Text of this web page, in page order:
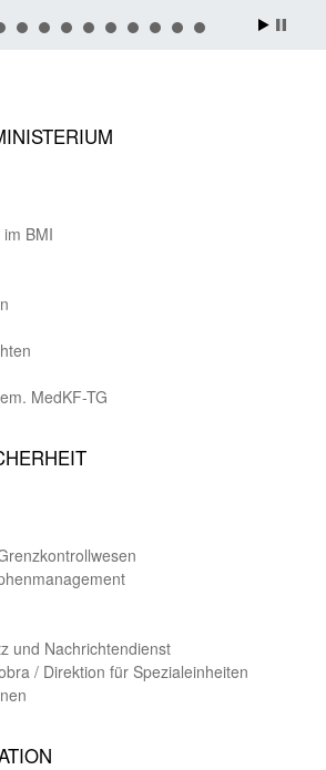
BMI
MedKF-TG
und Nach­richten­dienst
/ Direktion für Spezialeinheiten